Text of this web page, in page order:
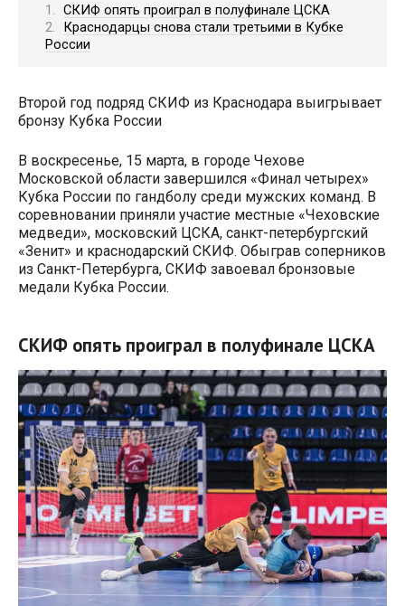
СКИФ опять проиграл в полуфинале ЦСКА
Краснодарцы снова стали третьими в Кубке
России
Второй год подряд СКИФ из Краснодара выигрывает
бронзу Кубка России
В воскресенье, 15 марта, в городе Чехове
Московской области завершился «Финал четырех»
Кубка России по гандболу среди мужских команд. В
соревновании приняли участие местные «Чеховские
медведи», московский ЦСКА, санкт-петербургский
«Зенит» и краснодарский СКИФ. Обыграв соперников
из Санкт-Петербурга, СКИФ завоевал бронзовые
медали Кубка России.
СКИФ опять проиграл в полуфинале ЦСКА